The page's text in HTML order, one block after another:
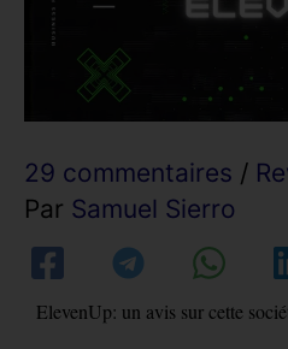
29 commentaires /
Par Samuel Sierro
ElevenUp: un avis sur cette